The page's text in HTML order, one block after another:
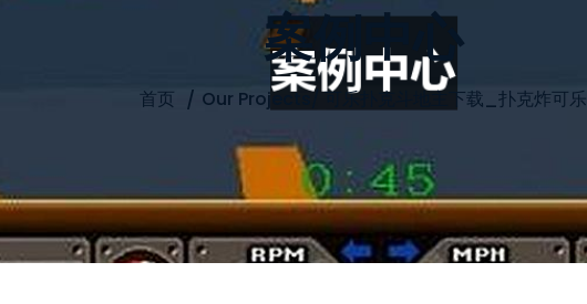
案例中心
首页 Our Projects/可乐扑克斗地主下载_扑克炸可乐